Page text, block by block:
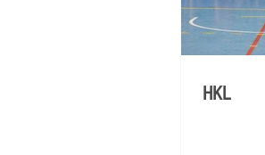
HKL